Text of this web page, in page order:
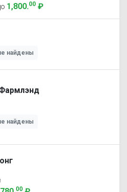
1,800.00 ₽
найдены
найдены
00